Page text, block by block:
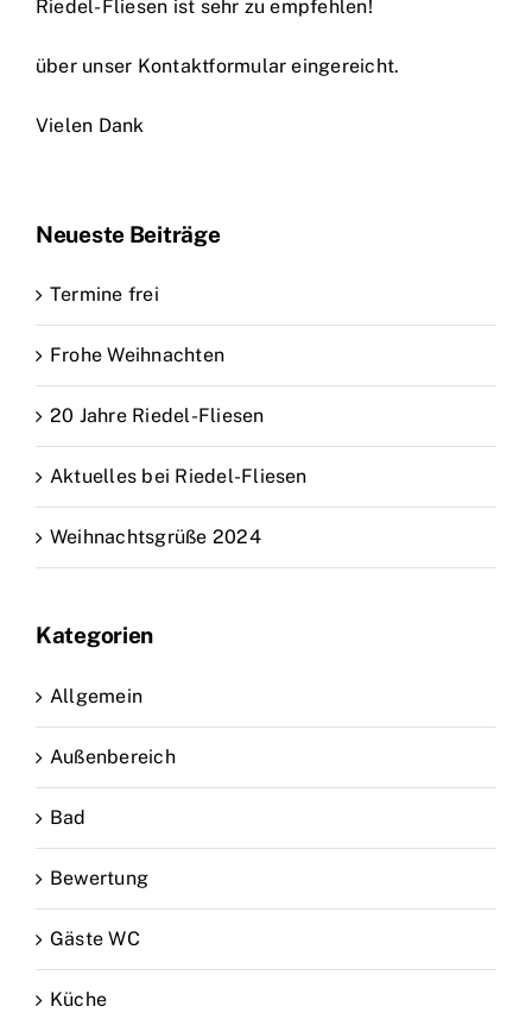
Marken
Riedel-Fliesen ist sehr zu empfehlen!
über unser Kontaktformular eingereicht.
Vielen Dank
Neueste Beiträge
Termine frei
Frohe Weihnachten
20 Jahre Riedel-Fliesen
Aktuelles bei Riedel-Fliesen
Weihnachtsgrüße 2024
Kategorien
Allgemein
Außenbereich
Bad
Bewertung
Gäste WC
Küche